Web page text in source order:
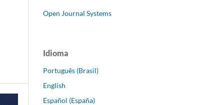
Open Journal Systems
Idioma
Português (Brasil)
English
Español (España)